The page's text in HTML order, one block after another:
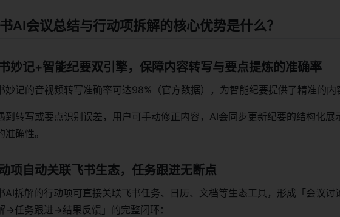
AI会议总结与行动项拆解的核心优势是什么？
书妙记+智能纪要双引擎，保障内容转写与要点提炼的准确率
妙记的音视频转写准确率可达98%（官方数据），为智能纪要提供了精准的内
到转写或要点识别误差，用户可手动修正内容，AI会同步更新纪要的结构化展
准确性。
项自动关联飞书生态，任务跟进无断点
AI拆解的行动项可直接关联飞书任务、日历、文档等生态工具，形成「会议
→任务跟进→结果反馈」的完整闭环：